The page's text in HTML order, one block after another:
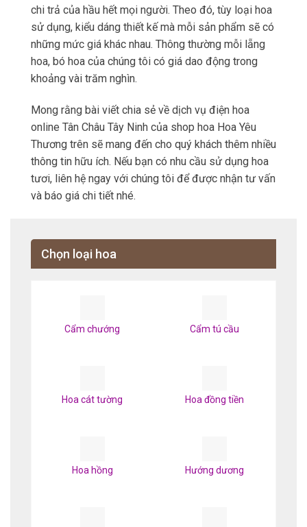
chi trả của hầu hết mọi người. Theo đó, tùy loại hoa
sử dụng, kiểu dáng thiết kế mà mỗi sản phẩm sẽ có
những mức giá khác nhau. Thông thường mỗi lẵng
hoa, bó hoa của chúng tôi có giá dao động trong
khoảng vài trăm nghìn.
Mong rằng bài viết chia sẻ về dịch vụ điện hoa
online Tân Châu Tây Ninh của shop hoa Hoa Yêu
Thương trên sẽ mang đến cho quý khách thêm nhiều
thông tin hữu ích. Nếu bạn có nhu cầu sử dụng hoa
tươi, liên hệ ngay với chúng tôi để được nhận tư vấn
và báo giá chi tiết nhé.
Chọn loại hoa
Cẩm chướng Cẩm tú cầu
Hoa cát tường Hoa đồng tiền
Hoa hồng Hướng dương